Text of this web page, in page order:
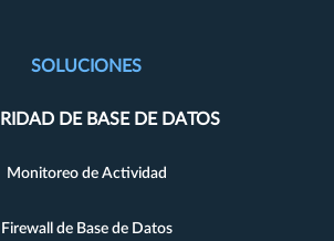
SOLUCIONES
DE BASE DE DATOS
Monitoreo de Actividad
Firewall de Base de Datos